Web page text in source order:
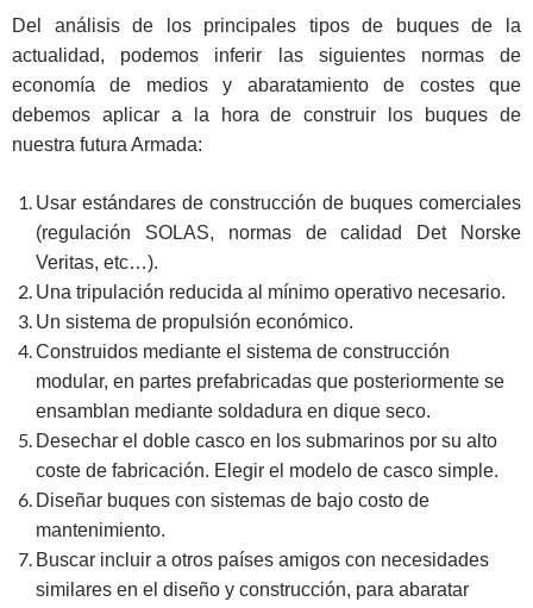
Del análisis de los principales tipos de buques de la
actualidad, podemos inferir las siguientes normas de
economía de medios y abaratamiento de costes que
debemos aplicar a la hora de construir los buques de
nuestra futura Armada:
Usar estándares de construcción de buques comerciales
(regulación SOLAS, normas de calidad Det Norske
Veritas, etc…).
Una tripulación reducida al mínimo operativo necesario.
Un sistema de propulsión económico.
Construidos mediante el sistema de construcción
modular, en partes prefabricadas que posteriormente se
ensamblan mediante soldadura en dique seco.
Desechar el doble casco en los submarinos por su alto
coste de fabricación. Elegir el modelo de casco simple.
Diseñar buques con sistemas de bajo costo de
mantenimiento.
Buscar incluir a otros países amigos con necesidades
similares en el diseño y construcción, para abaratar